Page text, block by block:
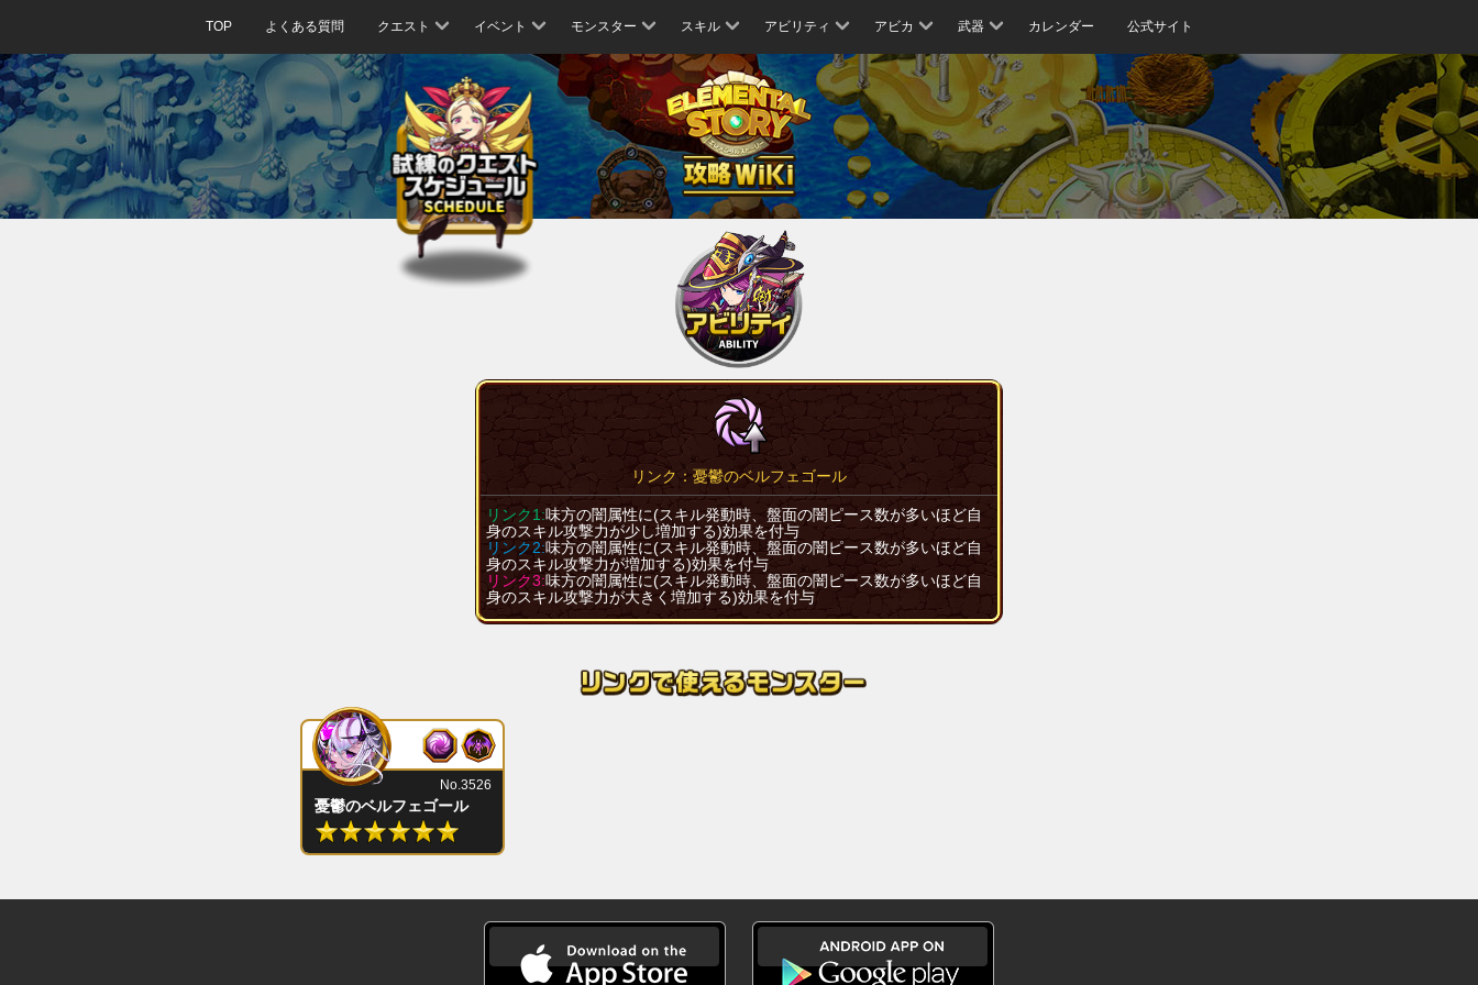
TOP よくある質問 クエスト イベント モンスター スキル アビリティ アビカ 武器 カレンダー 公式サイト
リンク：憂鬱のベルフェゴール
リンク1:味方の闇属性に(スキル発動時、盤面の闇ピース数が多いほど自
身のスキル攻撃力が少し増加する)効果を付与
リンク2:味方の闇属性に(スキル発動時、盤面の闇ピース数が多いほど自
身のスキル攻撃力が増加する)効果を付与
リンク3:味方の闇属性に(スキル発動時、盤面の闇ピース数が多いほど自
身のスキル攻撃力が大きく増加する)効果を付与
憂鬱のベルフェゴール
No.3526